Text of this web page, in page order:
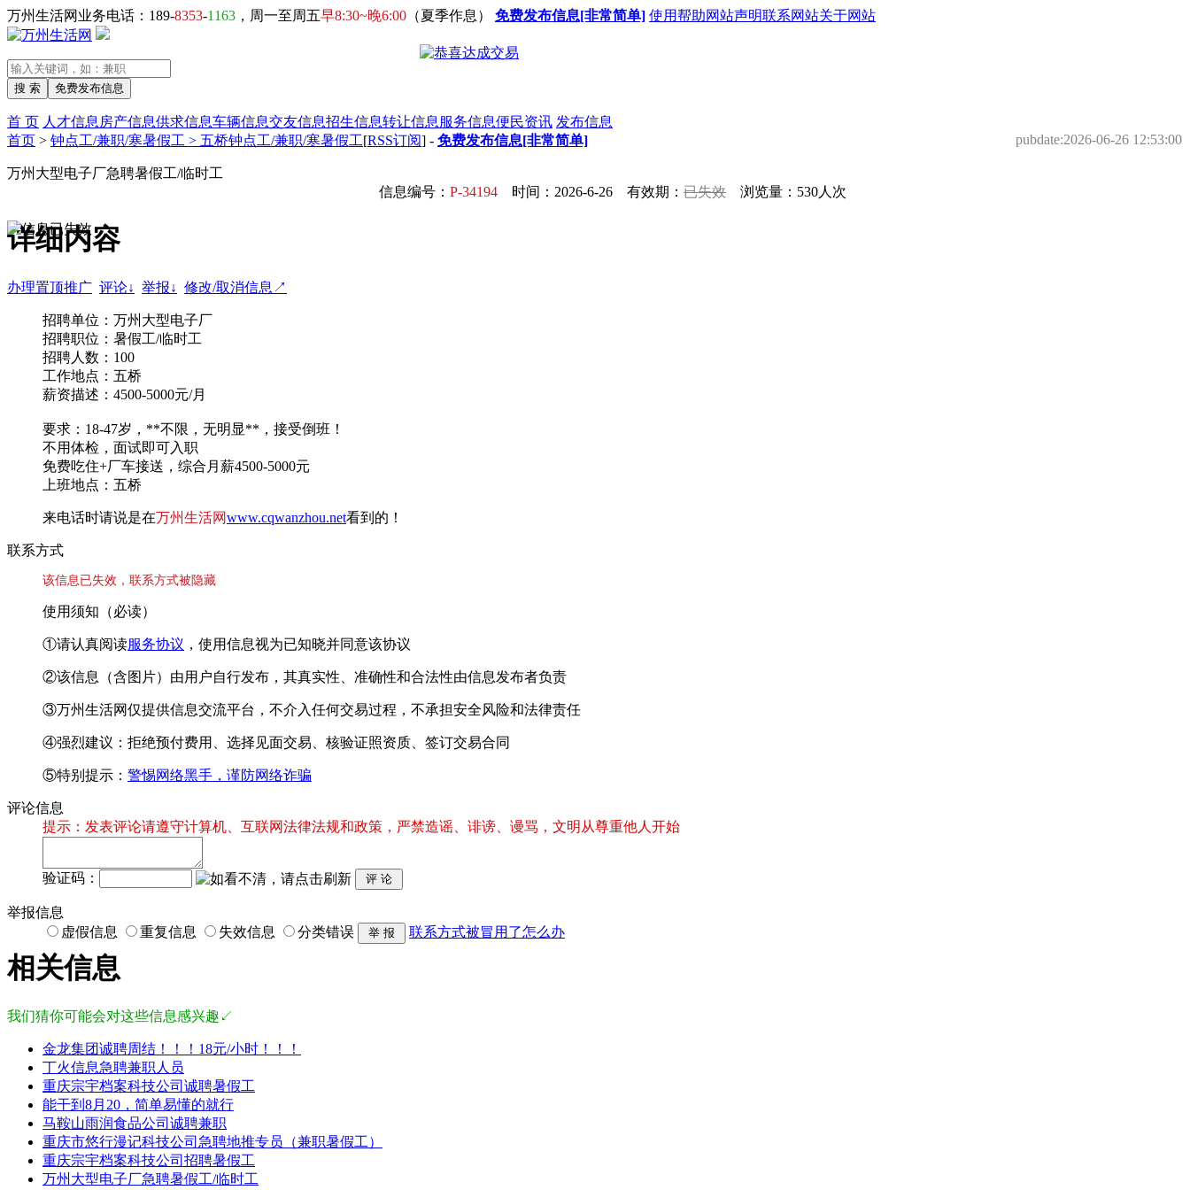
万州生活网业务电话：189-8353-1163 ，周一至周五早8:30~晚6:00 （夏季作息） 免费发布信息[非常简单] 使用帮助网站声明联系网站关于网站
首 页 人才信息 房产信息供求信息车辆信息交友信息招生信息转让信息 服务信息便民资讯 发布信息
首页 > 钟点工/兼职/寒暑假工 > 五桥钟点工/兼职/寒暑假工[RSS订阅] - 免费发布信息[非常简单] pubdate:2026-06-26 12:53:00
万州大型电子厂急聘暑假工/临时工
信息编号： P-34194 时间：2026-6-26 有效期： 已失效 浏览量：530人次
详细内容
办理置顶推广 评论↓ 举报↓ 修改/取消信息↗
招聘单位：万州大型电子厂
招聘职位：暑假工/临时工
招聘人数：100
工作地点：五桥
薪资描述：4500-5000元/月
要求：18-47岁，**不限，无明显**，接受倒班！
不用体检，面试即可入职
免费吃住+厂车接送，综合月薪4500-5000元
上班地点：五桥
来电话时请说是在万州生活网www.cqwanzhou.net看到的！
联系方式
该信息已失效，联系方式被隐藏
使用须知（必读）
①请认真阅读服务协议 ，使用信息视为已知晓并同意该协议
②该信息（含图片）由用户自行发布，其真实性、准确性和合法性由信息发布者负责
③万州生活网仅提供信息交流平台，不介入任何交易过程，不承担安全风险和法律责任
④强烈建议：拒绝预付费用、选择见面交易、核验证照资质、签订交易合同
⑤特别提示： 警惕网络黑手，谨防网络诈骗
评论信息
提示：发表评论请遵守计算机、互联网法律法规和政策，严禁造谣、诽谤、谩骂，文明从尊重他人开始
验证码：
举报信息
虚假信息
重复信息 失效信息 分类错误 联系方式被冒用了怎么办
相关信息
我们猜你可能会对这些信息感兴趣↙
金龙集团诚聘周结！！！18元/小时！！！
丁火信息急聘兼职人员
重庆宗宇档案科技公司诚聘暑假工
能干到8月20，简单易懂的就行
马鞍山雨润食品公司诚聘兼职
重庆市悠行漫记科技公司急聘地推专员（兼职暑假工）
重庆宗宇档案科技公司招聘暑假工
万州大型电子厂急聘暑假工/临时工